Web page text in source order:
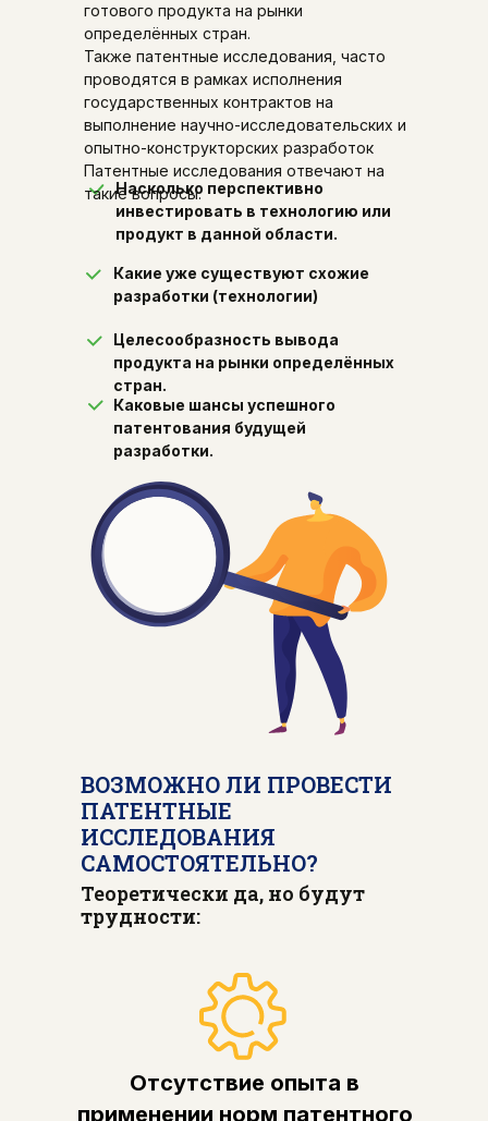
Насколько перспективно
инвестировать в технологию или
продукт в данной области.
Какие уже существуют схожие
разработки (технологии)
Целесообразность вывода
продукта на рынки определённых
стран.
Каковые шансы успешного
патентования будущей
разработки.
готового продукта на рынки
определённых стран.
Также патентные исследования, часто
проводятся в рамках исполнения
государственных контрактов на
выполнение научно-исследовательских и
опытно-конструкторских разработок
Патентные исследования отвечают на
такие вопросы.
ВОЗМОЖНО ЛИ ПРОВЕСТИ
ПАТЕНТНЫЕ
ИССЛЕДОВАНИЯ
САМОСТОЯТЕЛЬНО?
Теоретически да, но будут
трудности:
Отсутствие опыта в
применении норм патентного